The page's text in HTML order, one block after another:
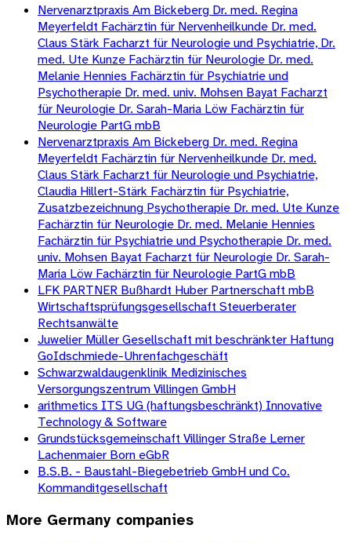
Nervenarztpraxis Am Bickeberg Dr. med. Regina
Meyerfeldt Fachärztin für Nervenheilkunde Dr. med.
Claus Stärk Facharzt für Neurologie und Psychiatrie, Dr.
med. Ute Kunze Fachärztin für Neurologie Dr. med.
Melanie Hennies Fachärztin für Psychiatrie und
Psychotherapie Dr. med. univ. Mohsen Bayat Facharzt
für Neurologie Dr. Sarah-Maria Löw Fachärztin für
Neurologie PartG mbB
Nervenarztpraxis Am Bickeberg Dr. med. Regina
Meyerfeldt Fachärztin für Nervenheilkunde Dr. med.
Claus Stärk Facharzt für Neurologie und Psychiatrie,
Claudia Hillert-Stärk Fachärztin für Psychiatrie,
Zusatzbezeichnung Psychotherapie Dr. med. Ute Kunze
Fachärztin für Neurologie Dr. med. Melanie Hennies
Fachärztin für Psychiatrie und Psychotherapie Dr. med.
univ. Mohsen Bayat Facharzt für Neurologie Dr. Sarah-
Maria Löw Fachärztin für Neurologie PartG mbB
LFK PARTNER Bußhardt Huber Partnerschaft mbB
Wirtschaftsprüfungsgesellschaft Steuerberater
Rechtsanwälte
Juwelier Müller Gesellschaft mit beschränkter Haftung
GoIdschmiede-Uhrenfachgeschäft
Schwarzwaldaugenklinik Medizinisches
Versorgungszentrum Villingen GmbH
arithmetics ITS UG (haftungsbeschränkt) Innovative
Technology & Software
Grundstücksgemeinschaft Villinger Straße Lerner
Lachenmaier Born eGbR
B.S.B. - Baustahl-Biegebetrieb GmbH und Co.
Kommanditgesellschaft
More Germany companies